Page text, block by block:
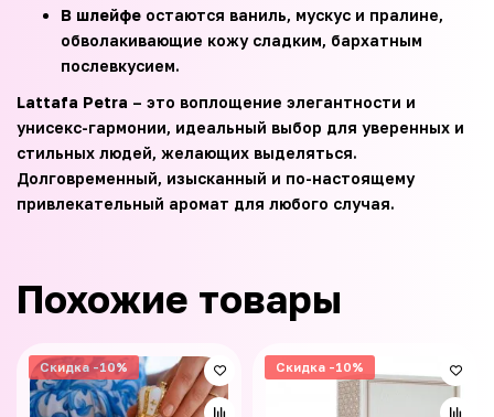
В шлейфе остаются ваниль, мускус и пралине,
обволакивающие кожу сладким, бархатным
послевкусием.
Lattafa Petra – это воплощение элегантности и
унисекс-гармонии, идеальный выбор для уверенных и
стильных людей, желающих выделяться.
Долговременный, изысканный и по-настоящему
привлекательный аромат для любого случая.
Похожие товары
Скидка -10% Скидка -10%